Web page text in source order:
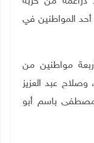
أحد المواطنين في
مواطنين من
عبد العزيز
باسم أبو